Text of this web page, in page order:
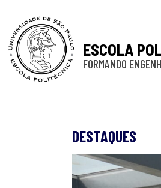
ESCOLA
FORMANDO
DESTAQUES